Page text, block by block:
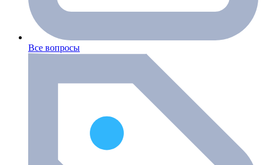
Все вопросы